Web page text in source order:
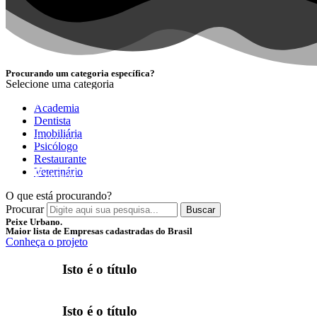
NOVIDADE
Encontre as melhores empresas separadas por
Conferir
Procurando um categoria específica?
Selecione uma categoria
Academia
Dentista
Imobiliária
Psicólogo
Restaurante
Veterinário
O que está procurando?
Procurar
Buscar
Peixe Urbano.
Maior lista de Empresas cadastradas do Brasil
Conheça o projeto
Isto é o título
Isto é o título